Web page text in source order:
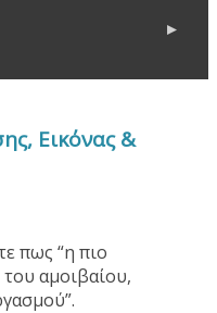
Εικόνας &
πως “η πιο
αμοιβαίου,